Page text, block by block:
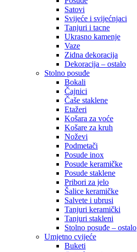
Satovi
Svijeće i svijećnjaci
Tanjuri i tacne
Ukrasno kamenje
Vaze
Zidna dekoracija
Dekoracija – ostalo
Stolno posuđe
Bokali
Čajnici
Čaše staklene
Etažeri
Košara za voće
Košare za kruh
Noževi
Podmetači
Posude inox
Posude keramičke
Posude staklene
Pribori za jelo
Šalice keramičke
Salvete i ubrusi
Tanjuri keramički
Tanjuri stakleni
Stolno posuđe – ostalo
Umjetno cvijeće
Buketi